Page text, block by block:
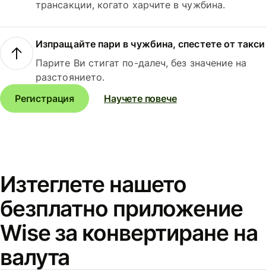
трансакции, когато харчите в чужбина.
Изпращайте пари в чужбина, спестете от такси
Парите Ви стигат по-далеч, без значение на
разстоянието.
Регистрация
Научете повече
Изтеглете нашето
безплатно приложение
Wise за конвертиране на
валута